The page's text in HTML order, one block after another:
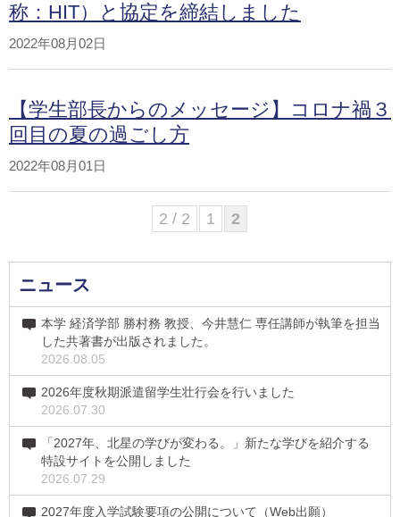
称：HIT）と協定を締結しました
2022年08月02日
【学生部長からのメッセージ】コロナ禍３
回目の夏の過ごし方
2022年08月01日
2 / 2 1 2
ニュース
本学 経済学部 勝村務 教授、今井慧仁 専任講師が執筆を担当
した共著書が出版されました。
2026.08.05
2026年度秋期派遣留学生壮行会を行いました
2026.07.30
「2027年、北星の学びが変わる。」新たな学びを紹介する
特設サイトを公開しました
2026.07.29
2027年度入学試験要項の公開について（Web出願）